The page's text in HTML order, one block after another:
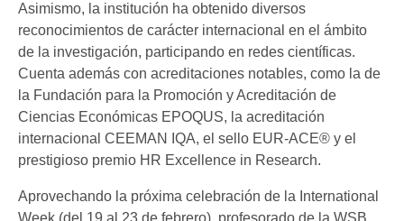
Asimismo, la institución ha obtenido diversos
reconocimientos de carácter internacional en el ámbito
de la investigación, participando en redes científicas.
Cuenta además con acreditaciones notables, como la de
la Fundación para la Promoción y Acreditación de
Ciencias Económicas EPOQUS, la acreditación
internacional CEEMAN IQA, el sello EUR-ACE® y el
prestigioso premio HR Excellence in Research.
Aprovechando la próxima celebración de la International